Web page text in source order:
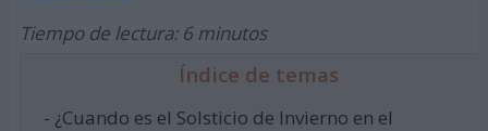
Tiempo de lectura: 6 minutos
Índice de temas
- ¿Cuando es el Solsticio de Invierno en el